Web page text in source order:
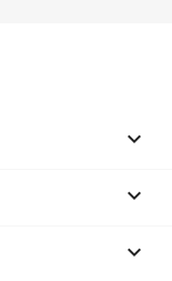


